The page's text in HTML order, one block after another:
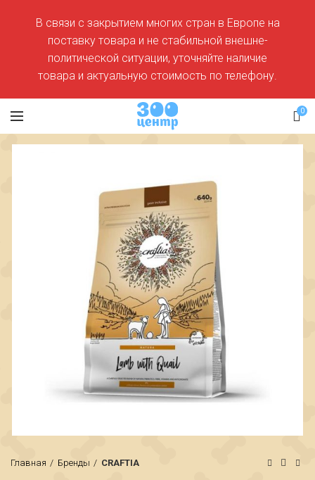
0
Главная Бренды CRAFTIA
В связи с закрытием многих стран в Европе на
поставку товара и не стабильной внешне-
политической ситуации, уточняйте наличие
товара и актуальную стоимость по телефону.